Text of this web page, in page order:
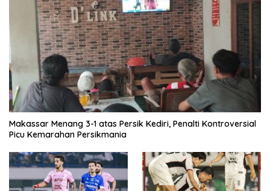
Makassar Menang 3-1 atas Persik Kediri, Penalti Kontroversial
Picu Kemarahan Persikmania